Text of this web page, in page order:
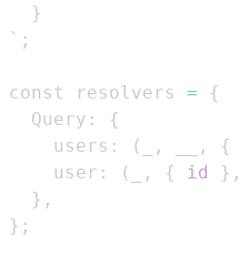
}
` ;
const resolvers =
{
  Query
:
{
    users
: ( , , {
    user
: ( , { id } ,
} ,
} ;